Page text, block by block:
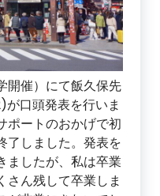
開催）にて飯久保先
口頭発表を行いま
ポートのおかげで初
了しました。発表を
ましたが、私は卒業
さん残して卒業しま